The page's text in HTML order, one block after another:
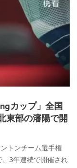
カップ」全国
東部の瀋陽で開
トンチーム選手権
3年連続で開催され